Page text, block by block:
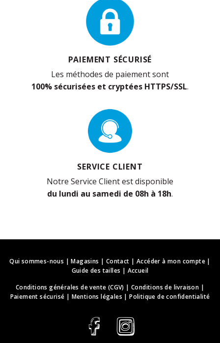
PAIEMENT SÉCURISÉ
Les méthodes de paiement sont
100% sécurisées et cryptées HTTPS/SSL.
SERVICE CLIENT
Notre Service Client est disponible
du lundi au samedi de 08h à 18h.
Qui sommes-nous |Magasins | Contact | Accéder à mon compte|
Guide des tailles | Accueil
Conditions générales de vente (CGV) |Conditions de livraison |
Paiement sécurisé | Mentions légales |Politique de confidentialité